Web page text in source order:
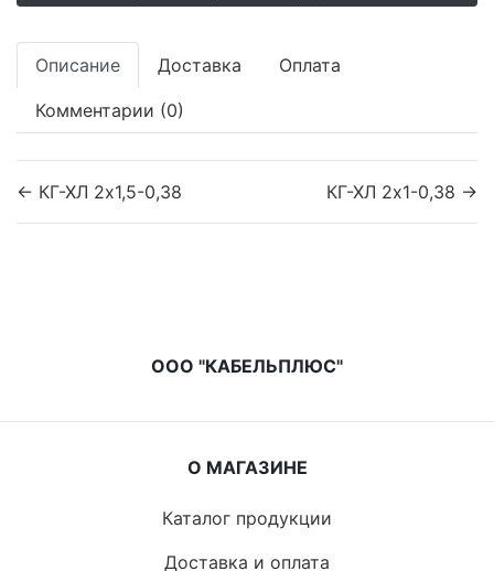
Описание Доставка Оплата
Комментарии (0)
← КГ-ХЛ 2х1,5-0,38 КГ-ХЛ 2х1-0,38 →
ООО "КАБЕЛЬПЛЮС"
О МАГАЗИНЕ
Каталог продукции
Доставка и оплата